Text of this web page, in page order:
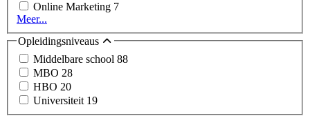
Online Marketing 7
Meer...
Opleidingsniveaus
Middelbare school 88
MBO 28
HBO 20
Universiteit 19